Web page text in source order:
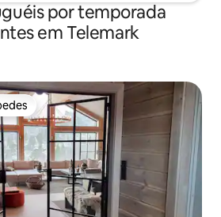
por temporada
em Telemark
dos hóspedes